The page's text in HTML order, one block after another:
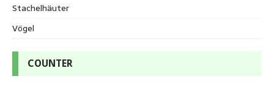
Stachelhäuter
Vögel
COUNTER